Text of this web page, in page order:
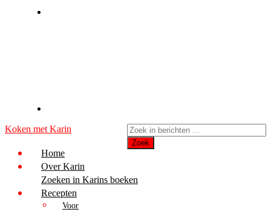
Koken met Karin
Home
Over Karin
Zoeken in Karins boeken
Recepten
Voor